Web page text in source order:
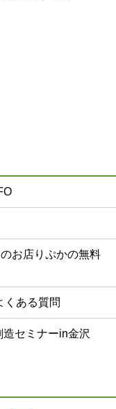
お店りぷかの無料
ある質問
セミナーin金沢